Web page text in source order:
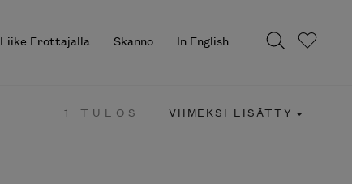
Liike Erottajalla Skanno In English
1 TULOS VIIMEKSI LISÄTTY